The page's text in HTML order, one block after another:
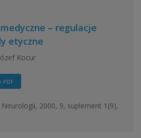
– regulacje
etyczne
Kocur
PDF
2000, 9, suplement 1(9),